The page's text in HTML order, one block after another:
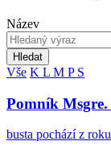
Název
Hledat
Vše K L M P S
Pomník
busta pochází z